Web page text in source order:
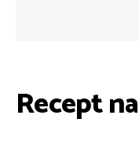
Recept